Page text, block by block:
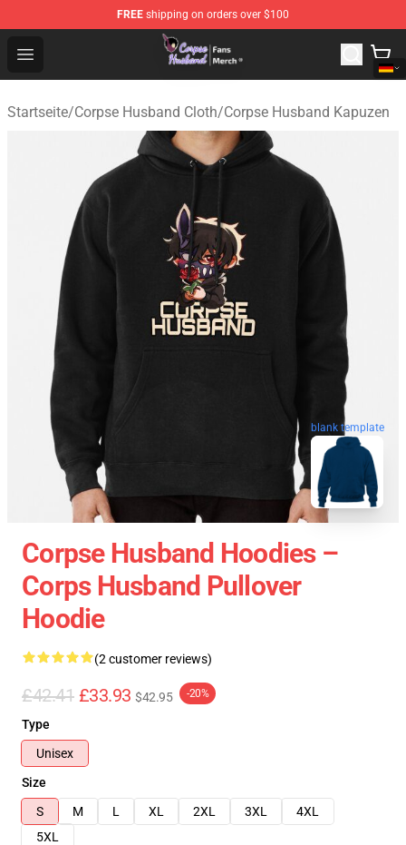
FREE shipping on orders over $100
Open menu
Corpse Husband Store - Official Corpse Husband
Startseite/Corpse Husband Cloth/Corpse Husband Kapuzen
blank template
Corpse Husband Hoodies –
Corps Husband Pullover
Hoodie
(2 customer reviews)
£42.41 £33.93 $42.95 -20%
Type
Unisex
Size
S
M L XL 2XL 3XL
4XL
5XL